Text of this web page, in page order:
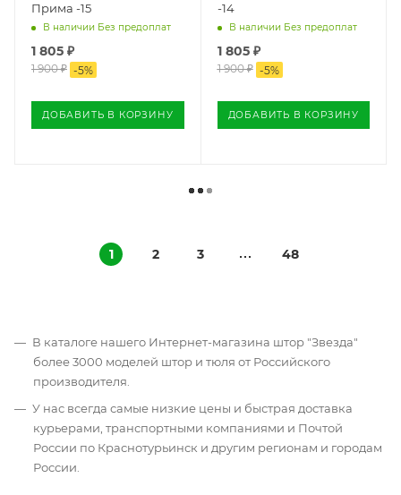
Прима -15
В наличии Без предоплат
1 805 ₽
1 900₽ -5%
ДОБАВИТЬ В КОРЗИНУ
-14
В наличии Без предоплат
1 805₽
1 900₽ -5%
ДОБАВИТЬ В КОРЗИНУ
1 2 3 48
В каталоге нашего Интернет-магазина штор "Звезда"
более 3000 моделей штор и тюля от Российского
производителя.
У нас всегда самые низкие цены и быстрая доставка
курьерами, транспортными компаниями и Почтой
России по Краснотурьинск и другим регионам и городам
России.